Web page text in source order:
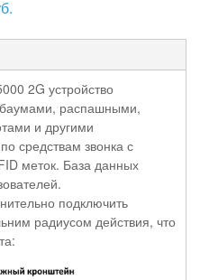
2G устройство
распашными,
и другими
средствам звонка с
меток. База данных
подключить
радиусом действия, что